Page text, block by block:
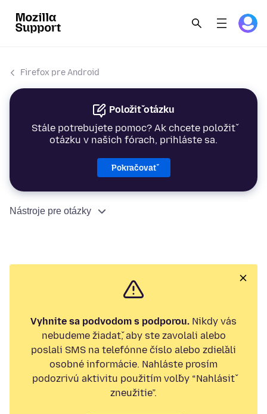
Firefox pre Android
Položiť otázku
Stále potrebujete pomoc? Ak chcete položiť
otázku v našich fórach, prihláste sa.
Pokračovať
Nástroje pre otázky
Vyhnite sa podvodom s podporou. Nikdy vás
nebudeme žiadať, aby ste zavolali alebo
poslali SMS na telefónne číslo alebo zdieľali
osobné informácie. Nahláste prosím
podozrivú aktivitu použitím voľby “Nahlásiť
zneužitie”.